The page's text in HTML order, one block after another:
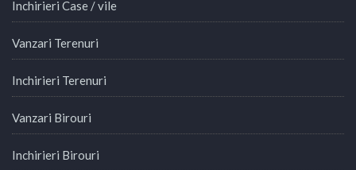
Inchirieri Case / vile
Vanzari Terenuri
Inchirieri Terenuri
Vanzari Birouri
Inchirieri Birouri